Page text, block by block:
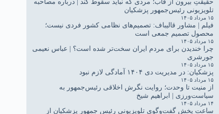
تلویزیونی رئیس‌جمهور پزشکیان
۱۵ مرداد ۱۴۰۵
فیلم | مشاور قالیباف: تصمیم‌های نظامی کشور فردی نیست؛
محصول تصمیم جمعی است
۱۵ مرداد ۱۴۰۵
چرا خندیدن برای مردم ایران سخت‌تر شده است؟ | عباس نعیمی
جورشری
۱۵ مرداد ۱۴۰۵
پزشکیان: در مدیریت دی ۱۴۰۴ آمادگی لازم نبود
۱۵ مرداد ۱۴۰۵
از منیت تا وحدت؛ روایت نگرش اخلاقی رئیس‌جمهور به
سیاست‌ورزی | ابراهیم شیخ
۱۴ مرداد ۱۴۰۵
ساعت پخش گفت‌وگوی تلویزیونی رئیس جمهور پزشکیان از